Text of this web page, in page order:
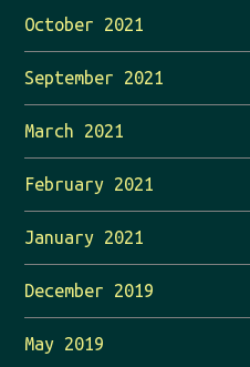
October 2021
September 2021
March 2021
February 2021
January 2021
December 2019
May 2019